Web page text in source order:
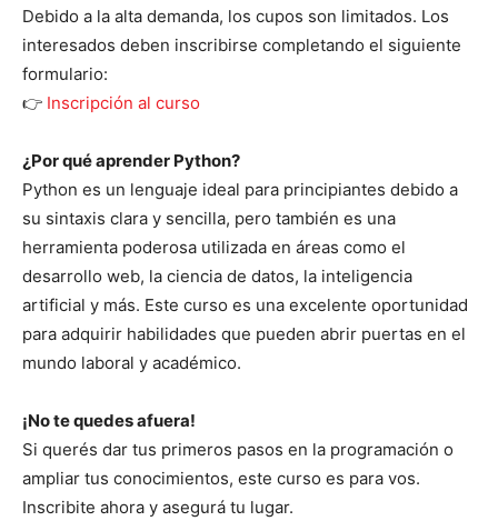
Debido a la alta demanda, los cupos son limitados. Los
interesados deben inscribirse completando el siguiente
formulario:
👉 Inscripción al curso
¿Por qué aprender Python?
Python es un lenguaje ideal para principiantes debido a
su sintaxis clara y sencilla, pero también es una
herramienta poderosa utilizada en áreas como el
desarrollo web, la ciencia de datos, la inteligencia
artificial y más. Este curso es una excelente oportunidad
para adquirir habilidades que pueden abrir puertas en el
mundo laboral y académico.
¡No te quedes afuera!
Si querés dar tus primeros pasos en la programación o
ampliar tus conocimientos, este curso es para vos.
Inscribite ahora y asegurá tu lugar.